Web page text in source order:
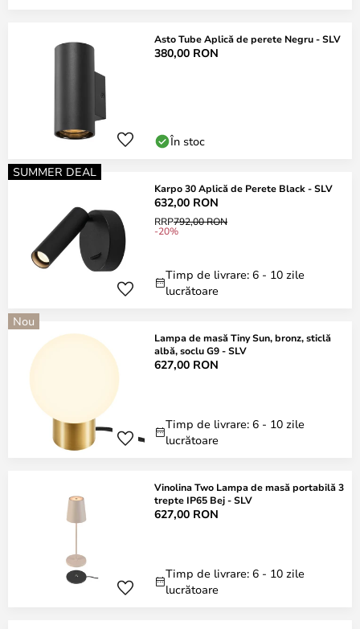
Asto Tube Aplică de perete Negru - SLV
380,00 RON
În stoc
SUMMER DEAL
Karpo 30 Aplică de Perete Black - SLV
632,00 RON
RRP792,00 RON
-20%
Timp de livrare: 6 - 10 zile
lucrătoare
Nou
Lampa de masă Tiny Sun, bronz, sticlă
albă, soclu G9 - SLV
627,00 RON
Timp de livrare: 6 - 10 zile
lucrătoare
Vinolina Two Lampa de masă portabilă 3
trepte IP65 Bej - SLV
627,00 RON
Timp de livrare: 6 - 10 zile
lucrătoare